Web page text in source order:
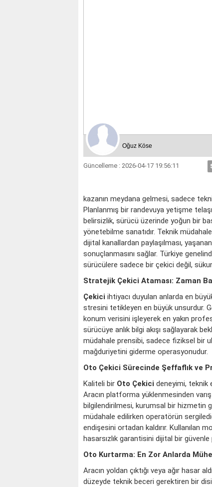
Oğuz Köse
Güncelleme : 2026-04-17 19:56:11
kazanın meydana gelmesi, sadece
Planlanmış bir randevuya yetişme
belirsizlik, sürücü üzerinde yoğun bir
yönetebilme sanatıdır. Teknik
dijital kanallardan paylaşılması,
sonuçlanmasını sağlar. Türkiye
sürücülere sadece bir çekici değil,
Stratejik Çekici Ataması: Zaman
Çekici ihtiyacı duyulan anlarda en
stresini tetikleyen en büyük unsurdur.
konum verisini işleyerek en yakın
sürücüye anlık bilgi akışı sağlayarak
müdahale prensibi, sadece fiziksel bir
mağduriyetini giderme operasyonudur.
Oto Çekici Sürecinde Şeffaflık ve
Kaliteli bir Oto Çekici deneyimi, teknik
Aracın platforma yüklenmesinden
bilgilendirilmesi, kurumsal bir hizmetin
müdahale edilirken operatörün
endişesini ortadan kaldırır. Kullanılan
hasarsızlık garantisini dijital bir güvenle
Oto Kurtarma: En Zor Anlarda
Aracın yoldan çıktığı veya ağır hasar
düzeyde teknik beceri gerektiren bir